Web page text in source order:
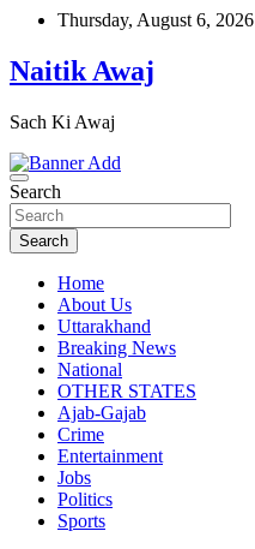
Skip
content
Thursday, August 6, 2026
Naitik Awaj
Sach Ki Awaj
Search
Search
Home
About Us
Uttarakhand
Breaking News
National
OTHER STATES
Ajab-Gajab
Crime
Entertainment
Jobs
Politics
Sports